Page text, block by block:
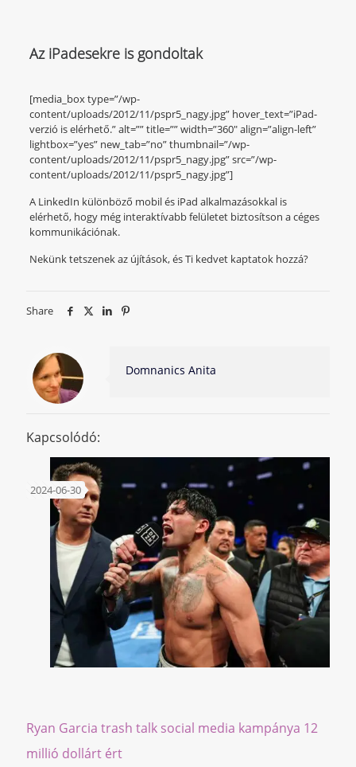
Az iPadesekre is gondoltak
[media_box type=”/wp-
content/uploads/2012/11/pspr5_nagy.jpg” hover_text=”iPad-
verzió is elérhető.” alt=”” title=”” width=”360″ align=”align-left”
lightbox=”yes” new_tab=”no” thumbnail=”/wp-
content/uploads/2012/11/pspr5_nagy.jpg” src=”/wp-
content/uploads/2012/11/pspr5_nagy.jpg”]
A LinkedIn különböző mobil és iPad alkalmazásokkal is
elérhető, hogy még interaktívabb felületet biztosítson a céges
kommunikációnak.
Nekünk tetszenek az újítások, és Ti kedvet kaptatok hozzá?
Share
Domnanics Anita
Kapcsolódó:
2024-06-30
Ryan Garcia trash talk social media kampánya 12
millió dollárt ért